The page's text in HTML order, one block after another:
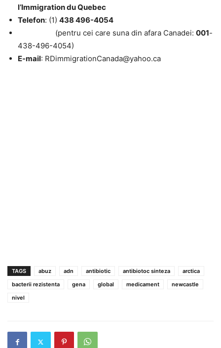
l’Immigration du Quebec
Telefon: (1) 438 496-4054
(pentru cei care suna din afara Canadei: 001-
438-496-4054)
E-mail: RDimmigrationCanada@yahoo.ca
TAGS abuz adn antibiotic antibiotoc sinteza
arctica
bacterii rezistenta
gena global medicament
newcastle
nivel